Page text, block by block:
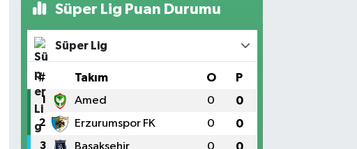
Süper Lig Puan Durumu
Süper Lig
# Takım O P
1 Amed 0 0
2 Erzurumspor FK 0 0
3 Başakşehir 0 0